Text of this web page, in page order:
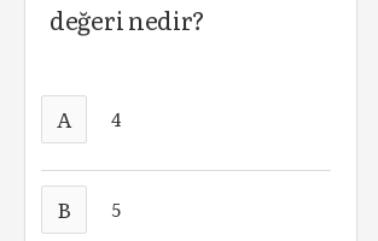
değeri nedir?
A 4
B 5